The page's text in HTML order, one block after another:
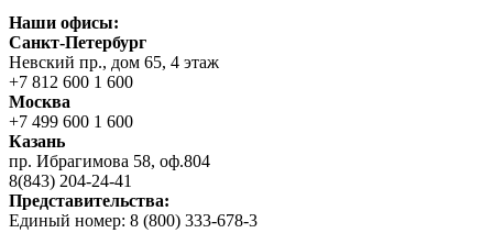
Наши офисы:
Санкт-Петербург
Невский пр., дом 65, 4 этаж
+7 812 600 1 600
Москва
+7 499 600 1 600
Казань
пр. Ибрагимова 58, оф.804
8(843) 204-24-41
Представительства:
Единый номер: 8 (800) 333-678-3